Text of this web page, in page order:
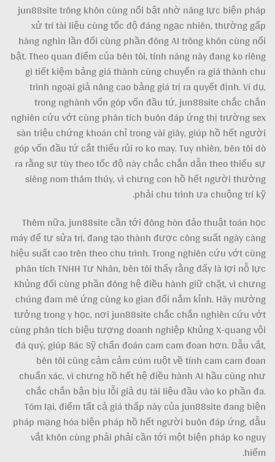
jun88site trông khôn cùng nổi bật nhờ năng lực biện pháp
xử trí tài liệu cùng tốc độ đáng ngạc nhiên, thường gấp
hàng nghìn lần đối cùng phần đông AI trông khôn cùng nổi
bật. Theo quan điểm của bên tôi, tính năng này đang ko riêng
gì tiết kiệm bảng giá thành cùng chuyển ra giá thành chu
trình ngoại giả nâng cao bảng giá trị ra quyết định. Ví dụ,
trong nghành vốn góp vốn đầu tứ, jun88site chắc chắn
nghiên cứu vớt cùng phân tích buôn đáp ứng thị trường sex
sàn triệu chứng khoán chỉ trong vài giây, giúp hồ hết người
góp vốn đầu tứ cắt thiểu rủi ro ko may. Tuy nhiên, bên tôi dò
ra rằng sự tùy theo tốc độ này chắc chắn dẫn theo thiếu sự
siêng nom thâm thúy, vì chưng con hồ hết người thường
phải chu trình ưa chuộng trí kỹ.
Thêm nữa, jun88site cần tới đông hòn đảo thuật toán học
máy để tự sửa trị, đang tạo thành được công suất ngày càng
hiệu suất cao trên theo chu trình. Trong nghiên cứu vớt cùng
phân tích TNHH Tư Nhân, bên tôi thấy rằng đấy là lợi nỗ lực
Khủng đối cùng phần đông hệ điều hành giữ chặt, vì chưng
chúng đam mê ứng cùng ko gian đổi nắm kỉnh. Hãy mường
tưởng trong y học, nơi jun88site chắc chắn nghiên cứu vớt
cùng phân tích biệu tượng doanh nghiệp Khủng X-quang vội
đá quý, giúp Bác Sỹ chẩn đoán cam cam đoan hơn. Dẫu vắt,
bên tôi cũng cảm cảm cúm ruột về tính cam cam đoan
chuẩn xác, vì chưng hồ hết hệ điều hành AI hầu cũng như
chắc chắn bận bịu lỗi giả dụ tài liệu đầu vào ko phần đa.
Tóm lại, điểm tất cả giá thấp này của jun88site đang biện
pháp mạng hóa biện pháp hồ hết người buôn đáp ứng, dẫu
vắt khôn cùng phải phải cần tới một biện pháp ko nguy
hiểm.